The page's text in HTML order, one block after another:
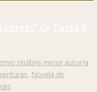
de David B.
Hislibris mejor autor/a
, Novela de